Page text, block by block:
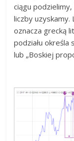
ciągu
liczby uzyskamy.
oznacza grecką
podziału określa
lub „Boskiej